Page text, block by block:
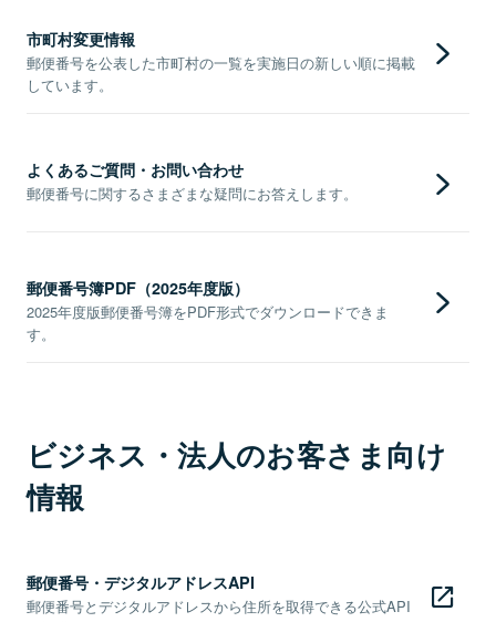
市町村変更情報
郵便番号を公表した市町村の一覧を実施日の新しい順に掲載
しています。
よくあるご質問・お問い合わせ
郵便番号に関するさまざまな疑問にお答えします。
郵便番号簿PDF（2025年度版）
2025年度版郵便番号簿をPDF形式でダウンロードできま
す。
ビジネス・法人のお客さま向け
情報
郵便番号・デジタルアドレスAPI
郵便番号とデジタルアドレスから住所を取得できる公式API